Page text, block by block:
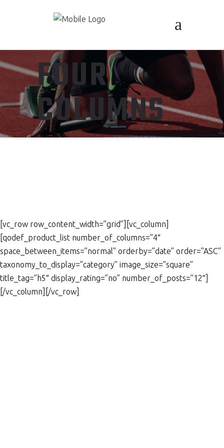
FOUR
COLUMNS
[vc_row row_content_width=”grid”][vc_column]
[qodef_product_list number_of_columns=”4″
space_between_items=”normal” orderby=”date” order=”ASC”
taxonomy_to_display=”category” image_size=”square”
title_tag=”h5″ display_rating=”no” number_of_posts=”12″]
[/vc_column][/vc_row]